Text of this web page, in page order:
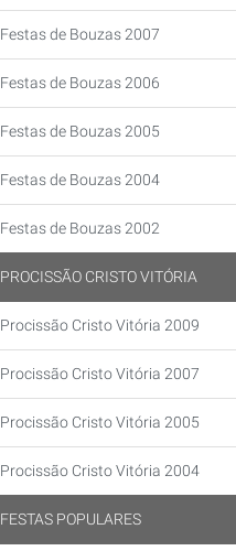
Festas de Bouzas 2007
Festas de Bouzas 2006
Festas de Bouzas 2005
Festas de Bouzas 2004
Festas de Bouzas 2002
PROCISSÃO CRISTO VITÓRIA
Procissão Cristo Vitória 2009
Procissão Cristo Vitória 2007
Procissão Cristo Vitória 2005
Procissão Cristo Vitória 2004
FESTAS POPULARES